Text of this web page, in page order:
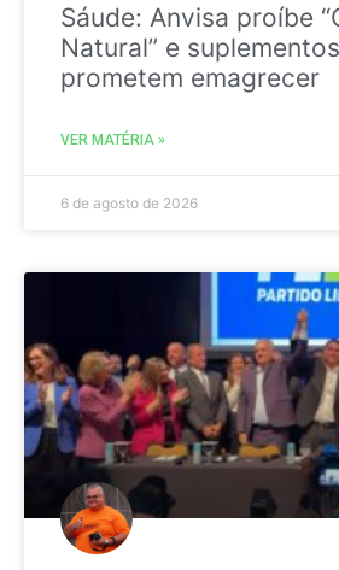
Sáude: Anvisa proíbe
Natural” e
prometem emagrecer
VER MATÉRIA »
6 de agosto de 2026